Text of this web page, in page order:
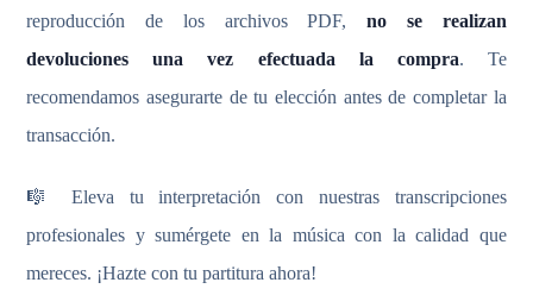
reproducción de los archivos PDF,no se realizan
devoluciones una vez efectuada la compra. Te
recomendamos asegurarte de tu elección antes de completar la
transacción.
🎼 Eleva tu interpretación con nuestras transcripciones
profesionales y sumérgete en la música con la calidad que
mereces. ¡Hazte con tu partitura ahora!